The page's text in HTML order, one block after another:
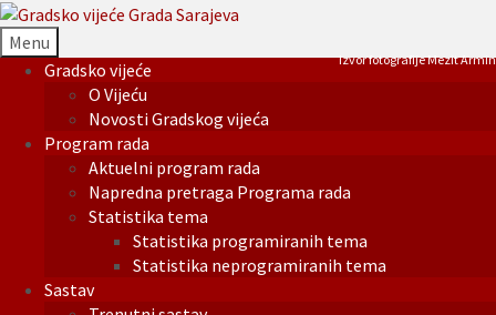
Menu
Gradsko vijeće
O Vijeću
Novosti Gradskog vijeća
Program rada
Aktuelni program rada
Napredna pretraga Programa rada
Statistika tema
Statistika programiranih tema
Statistika neprogramiranih tema
Sastav
Izvor fotografije Mezit Armin